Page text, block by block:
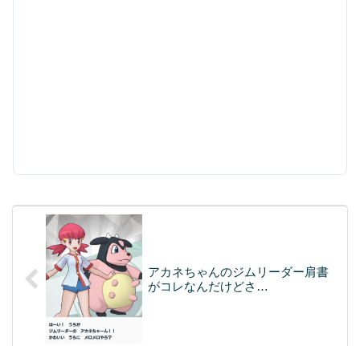
アカネちゃんのジムリーダー肩書
がコレなんだけどさ…